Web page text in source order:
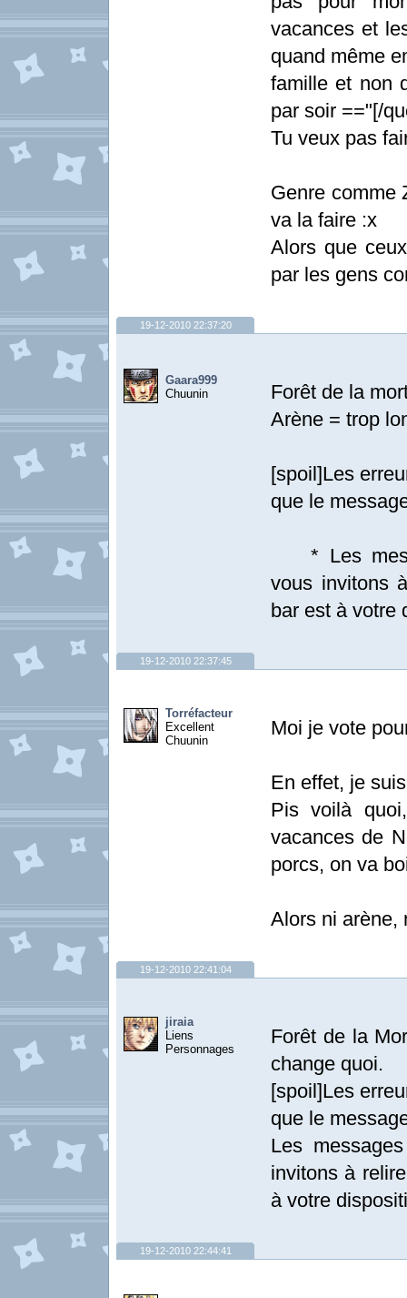
vacances et
quand même
famille et non
par soir =="[/
Tu veux pas
Genre comme
va la faire :x
Alors que
par les gens
19-12-2010 22:37:20
Gaara999
Chuunin
Forêt de la
Arène = trop
[spoil]Les
que le
* Les
vous invitons
bar est à votre
19-12-2010 22:37:45
Torréfacteur
Excellent
Chuunin
Moi je vote
En effet, je
Pis voilà
vacances de
porcs, on va
Alors ni arène,
19-12-2010 22:41:04
jiraia
Liens
Personnages
Forêt de la
change quoi.
[spoil]Les
que le
Les
invitons à
à votre
19-12-2010 22:44:41